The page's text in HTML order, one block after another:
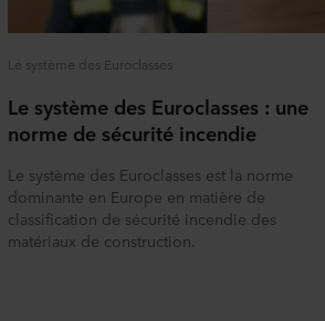
Le système des Euroclasses
Le système des Euroclasses : une
norme de sécurité incendie
Le système des Euroclasses est la norme
dominante en Europe en matière de
classification de sécurité incendie des
matériaux de construction.